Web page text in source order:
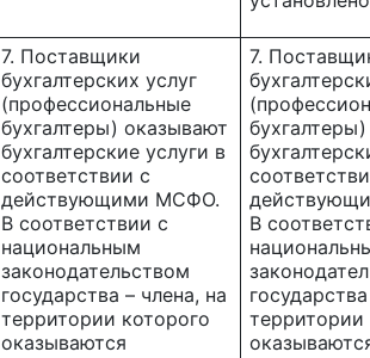
7. Поставщики
бухгалтерских услуг
(профессиональные
бухгалтеры) оказывают
бухгалтерские услуги в
соответствии с
действующими МСФО.
В соответствии с
национальным
законодательством
государства – члена, на
территории которого
оказываются
7.
В
территории